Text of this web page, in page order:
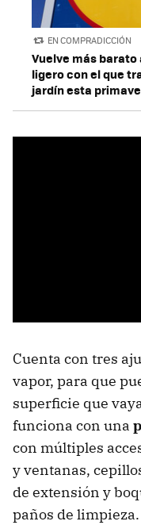
EN COMPRADICCIÓN
Vuelve más
ligero con el que
jardín esta
Cuenta con tres
vapor, para que
superficie que
funciona con una
con múltiples
y ventanas,
de extensión y
paños de limpieza.